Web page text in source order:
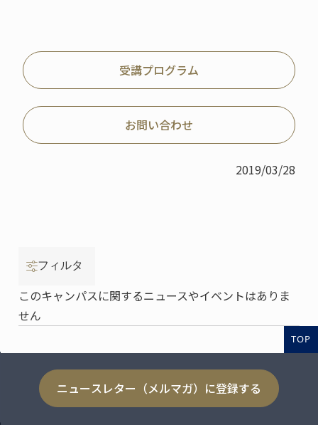
受講プログラム
お問い合わせ
2019/03/28
フィルタ
このキャンパスに関するニュースやイベントはありま
せん
TOP
ニュースレター（メルマガ）に登録する